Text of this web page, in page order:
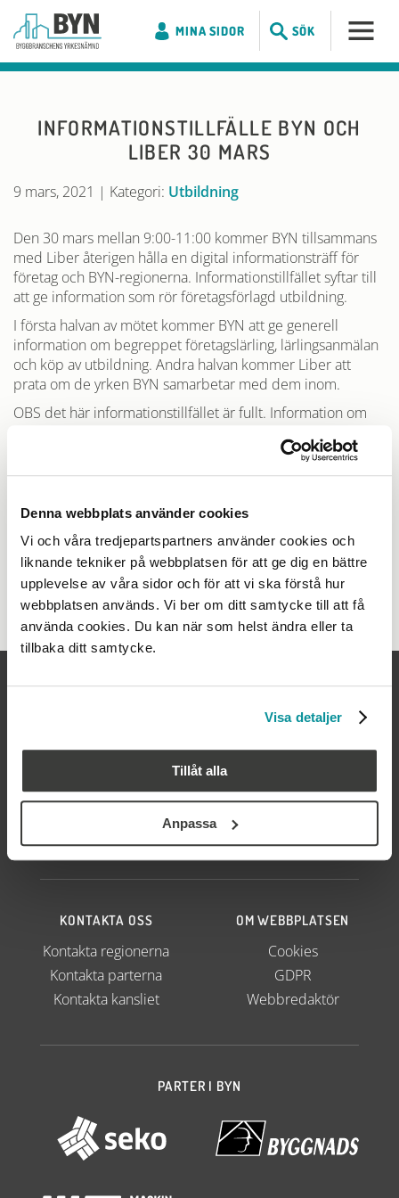
Denna webbplats använder cookies
Vi och våra tredjepartspartners använder cookies och
liknande tekniker på webbplatsen för att ge dig en bättre
upplevelse av våra sidor och för att vi ska förstå hur
webbplatsen används. Vi ber om ditt samtycke till att få
använda cookies. Du kan när som helst ändra eller ta
tillbaka ditt samtycke.
Visa detaljer
Tillåt alla
Anpassa
MINA SIDOR SÖK
INFORMATIONSTILLFÄLLE BYN OCH
LIBER 30 MARS
9 mars, 2021 | Kategori: Utbildning
Den 30 mars mellan 9:00-11:00 kommer BYN tillsammans
med Liber återigen hålla en digital informationsträff för
företag och BYN-regionerna. Informationstillfället syftar till
att ge information som rör företagsförlagd utbildning.
I första halvan av mötet kommer BYN att ge generell
information om begreppet företagslärling, lärlingsanmälan
och köp av utbildning. Andra halvan kommer Liber att
prata om de yrken BYN samarbetar med dem inom.
OBS det här informationstillfället är fullt. Information om
För frågor, kontakta Christian christian.nielsen@byn.se
Se alla nyheter
FÖLJ OSS
KONTAKTA OSS
Kontakta regionerna
Kontakta parterna
Kontakta kansliet
OM WEBBPLATSEN
Cookies
GDPR
Webbredaktör
PARTER I BYN